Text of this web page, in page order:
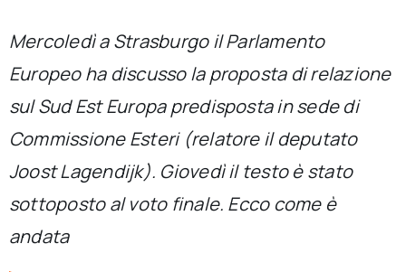
Chi siamo
per:
Newsletter
Mercoledì a Strasburgo il Parlamento
Europeo ha discusso la proposta di relazione
sul Sud Est Europa predisposta in sede di
Commissione Esteri (relatore il deputato
Joost Lagendijk). Giovedì il testo è stato
sottoposto al voto finale. Ecco come è
andata